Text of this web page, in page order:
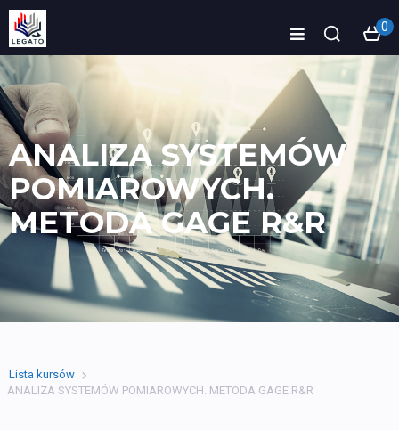
0
ANALIZA SYSTEMÓW
POMIAROWYCH.
METODA GAGE R&R
Lista kursów
ANALIZA SYSTEMÓW POMIAROWYCH. METODA GAGE R&R